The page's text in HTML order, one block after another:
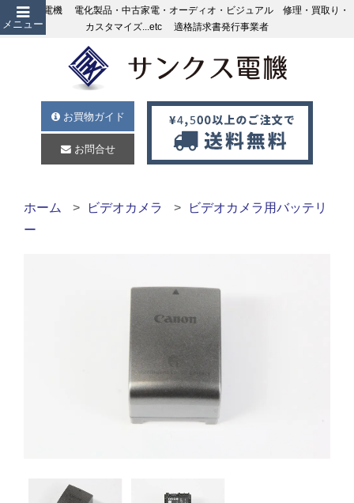
メニュー
サンクス電機 電化製品・中古家電・オーディオ・ビジュアル 修理・買取り・
カスタマイズ...etc 適格請求書発行事業者
お買物ガイド
お問合せ
ホーム ビデオカメラ
ビデオカメラ用バッテリ
ー